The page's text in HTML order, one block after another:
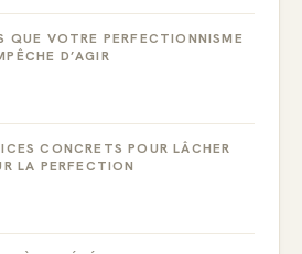
QUE VOTRE PERFECTIONNISME
D’AGIR
CONCRETS POUR LÂCHER
LA PERFECTION